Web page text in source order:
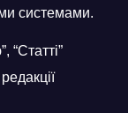
системами.
“Статті”